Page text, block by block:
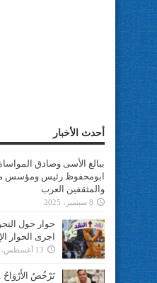
أحدث الأخبار
ببالغ الأسى وصادق
ابومحفوظ رئيس ومؤسس
والمثقفين العرب
8 سبتمبر، 2025
حوار حول
اجرى الحوار
13 أغسطس، 2025
تَرْخُصُ